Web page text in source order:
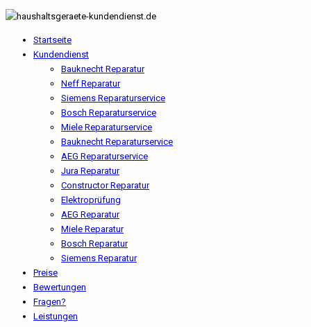
Startseite
Kundendienst
Bauknecht Reparatur
Neff Reparatur
Siemens Reparaturservice
Bosch Reparaturservice
Miele Reparaturservice
Bauknecht Reparaturservice
AEG Reparaturservice
Jura Reparatur
Constructor Reparatur
Elektroprüfung
AEG Reparatur
Miele Reparatur
Bosch Reparatur
Siemens Reparatur
Preise
Bewertungen
Fragen?
Leistungen